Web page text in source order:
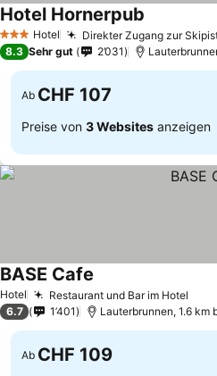
3 SterneHotel Direkter Zugang zur
Hotel Hornerpub
8.3 Sehr gut 2’031
Ab CHF 107
Preise von 3 Websites anzeigen
Hotel Restaurant und Bar im Hotel
BASE Cafe
6.7 1’401 Lauterbrunnen, 1.6 km
Ab CHF 109